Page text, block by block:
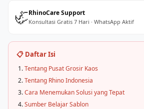
🦏RhinoCare Support
Konsultasi Gratis 7 Hari · WhatsApp Aktif
📋 Daftar Isi
Tentang Pusat Grosir Kaos
Tentang Rhino Indonesia
Cara Menemukan Solusi yang Tepat
Sumber Belajar Sablon